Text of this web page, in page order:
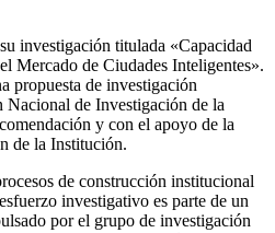
investigación titulada «Capacidad
Mercado de Ciudades Inteligentes».
propuesta de investigación
de Investigación de la
y con el apoyo de la
de la Institución.
de construcción institucional
investigativo es parte de un
por el grupo de investigación